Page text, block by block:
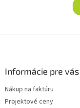
Informácie pre vás
Nákup na faktúru
Projektové ceny